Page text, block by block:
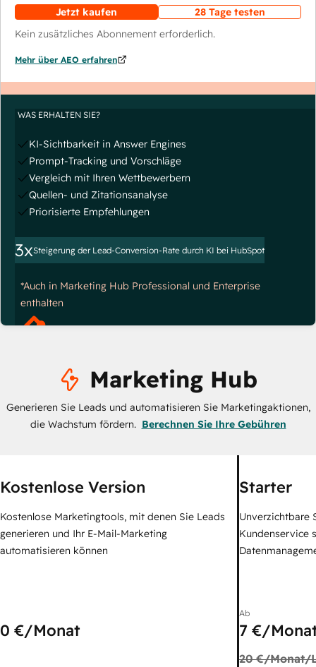
Jetzt kaufen
28 Tage testen
Kein zusätzliches Abonnement erforderlich.
Mehr über AEO erfahren
WAS ERHALTEN SIE?
KI-Sichtbarkeit in Answer Engines
Prompt-Tracking und Vorschläge
Vergleich mit Ihren Wettbewerbern
Quellen- und Zitationsanalyse
Priorisierte Empfehlungen
3xSteigerung der Lead-Conversion-Rate durch KI bei HubSpot
*Auch in Marketing Hub Professional und Enterprise
enthalten
Marketing Hub
Generieren Sie Leads und automatisieren Sie Marketingaktionen,
die Wachstum fördern. Berechnen Sie Ihre Gebühren
Kostenlose Version
Kostenlose Marketingtools, mit denen Sie Leads
generieren und Ihr E-Mail-Marketing
automatisieren können
0 €/Monat
Starter
Unverzichtbare
Kundenservice
Ab
7 €/
20 €/Monat/